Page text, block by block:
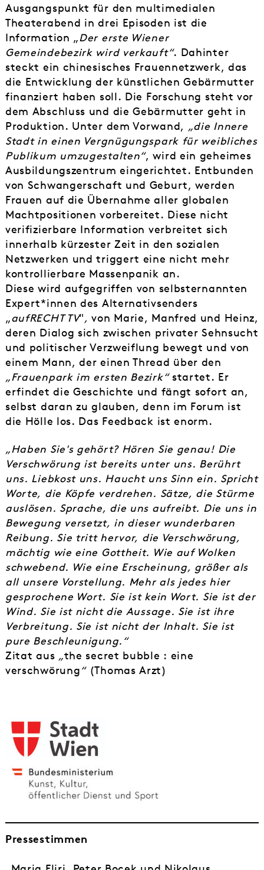
Ausgangspunkt für den multimedialen
Theaterabend in drei Episoden ist die
Information „Der erste Wiener
Gemeindebezirk wird verkauft“. Dahinter
steckt ein chinesisches Frauennetzwerk, das
die Entwicklung der künstlichen Gebärmutter
finanziert haben soll. Die Forschung steht vor
dem Abschluss und die Gebärmutter geht in
Produktion. Unter dem Vorwand, „die Innere
Stadt in einen Vergnügungspark für weibliches
Publikum umzugestalten“, wird ein geheimes
Ausbildungszentrum eingerichtet. Entbunden
von Schwangerschaft und Geburt, werden
Frauen auf die Übernahme aller globalen
Machtpositionen vorbereitet. Diese nicht
verifizierbare Information verbreitet sich
innerhalb kürzester Zeit in den sozialen
Netzwerken und triggert eine nicht mehr
kontrollierbare Massenpanik an.
Diese wird aufgegriffen von selbsternannten
Expert*innen des Alternativsenders
„aufRECHT TV",von Marie, Manfred und Heinz,
deren Dialog sich zwischen privater Sehnsucht
und politischer Verzweiflung bewegt und von
einem Mann, der einen Thread über den
„Frauenpark im ersten Bezirk“startet. Er
erfindet die Geschichte und fängt sofort an,
selbst daran zu glauben, denn im Forum ist
die Hölle los. Das Feedback ist enorm.
„Haben Sie's gehört? Hören Sie genau! Die
Verschwörung ist bereits unter uns. Berührt
uns. Liebkost uns. Haucht uns Sinn ein. Spricht
Worte, die Köpfe verdrehen. Sätze, die Stürme
auslösen. Sprache, die uns aufreibt. Die uns in
Bewegung versetzt, in dieser wunderbaren
Reibung. Sie tritt hervor, die Verschwörung,
mächtig wie eine Gottheit. Wie auf Wolken
schwebend. Wie eine Erscheinung, größer als
all unsere Vorstellung. Mehr als jedes hier
gesprochene Wort. Sie ist kein Wort. Sie ist der
Wind. Sie ist nicht die Aussage. Sie ist ihre
Verbreitung. Sie ist nicht der Inhalt. Sie ist
pure Beschleunigung.“
Zitat aus „the secret bubble : eine
verschwörung“(Thomas Arzt)
Pressestimmen